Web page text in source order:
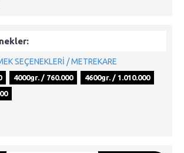
SEÇENEKLERİ / METREKARE
4000gr. / 760.000
4600gr. / 1.010.000